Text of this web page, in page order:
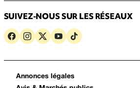
SUIVEZ-NOUS SUR LES RÉSEAUX
Annonces légales